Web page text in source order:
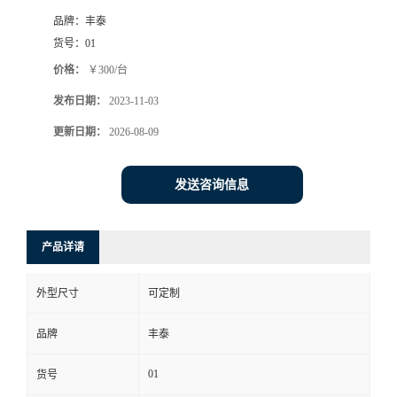
品牌： 丰泰
货号： 01
价格： ￥300/台
发布日期： 2023-11-03
更新日期： 2026-08-09
发送咨询信息
产品详请
外型尺寸 可定制
品牌 丰泰
货号 01